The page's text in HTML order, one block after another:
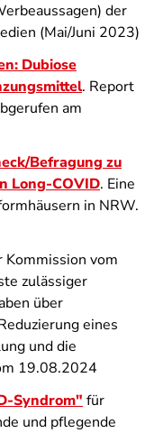
der
(Mai/Juni 2023)
Dubiose
. Report
am
Befragung zu
Long-COVID. Eine
in NRW.
Kommission vom
zulässiger
über
eines
und die
19.08.2024
Syndrom" für
und pflegende